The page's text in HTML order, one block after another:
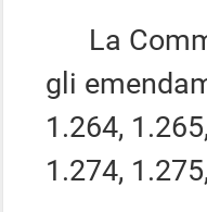
La
gli
1.264,
1.274,